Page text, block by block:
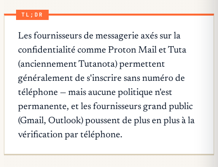
TL;DR
Les fournisseurs de messagerie axés sur la
confidentialité comme Proton Mail et Tuta
(anciennement Tutanota) permettent
généralement de s'inscrire sans numéro de
téléphone — mais aucune politique n'est
permanente, et les fournisseurs grand public
(Gmail, Outlook) poussent de plus en plus à la
vérification par téléphone.